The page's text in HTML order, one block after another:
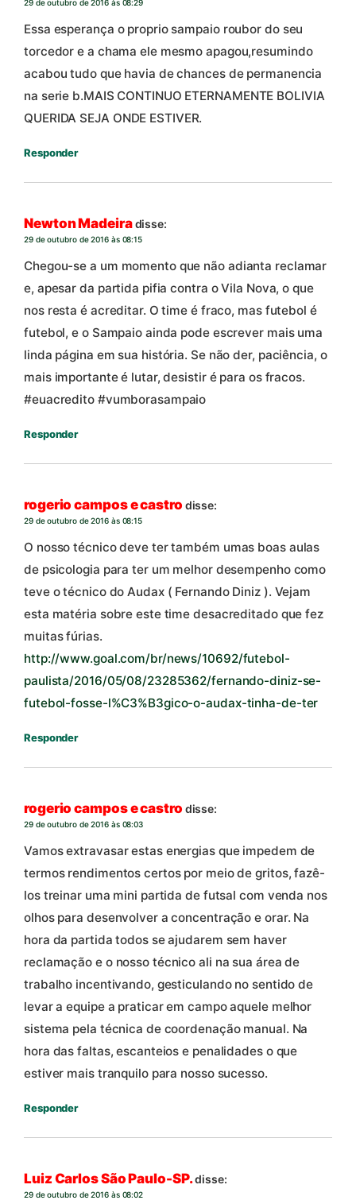
29 de outubro de 2016 às 08:29
Essa esperança o proprio sampaio roubor do seu
torcedor e a chama ele mesmo apagou,resumindo
acabou tudo que havia de chances de permanencia
na serie b.MAIS CONTINUO ETERNAMENTE BOLIVIA
QUERIDA SEJA ONDE ESTIVER.
Responder
Newton Madeiradisse:
29 de outubro de 2016 às 08:15
Chegou-se a um momento que não adianta reclamar
e, apesar da partida pifia contra o Vila Nova, o que
nos resta é acreditar. O time é fraco, mas futebol é
futebol, e o Sampaio ainda pode escrever mais uma
linda página em sua história. Se não der, paciência, o
mais importante é lutar, desistir é para os fracos.
#euacredito #vumborasampaio
Responder
rogerio campos e castro disse:
29 de outubro de 2016 às 08:15
O nosso técnico deve ter também umas boas aulas
de psicologia para ter um melhor desempenho como
teve o técnico do Audax ( Fernando Diniz ). Vejam
esta matéria sobre este time desacreditado que fez
muitas fúrias.
http://www.goal.com/br/news/10692/futebol-
paulista/2016/05/08/23285362/fernando-diniz-se-
futebol-fosse-l%C3%B3gico-o-audax-tinha-de-ter
Responder
rogerio campos e castro disse:
29 de outubro de 2016 às 08:03
Vamos extravasar estas energias que impedem de
termos rendimentos certos por meio de gritos, fazê-
los treinar uma mini partida de futsal com venda nos
olhos para desenvolver a concentração e orar. Na
hora da partida todos se ajudarem sem haver
reclamação e o nosso técnico ali na sua área de
trabalho incentivando, gesticulando no sentido de
levar a equipe a praticar em campo aquele melhor
sistema pela técnica de coordenação manual. Na
hora das faltas, escanteios e penalidades o que
estiver mais tranquilo para nosso sucesso.
Responder
Luiz Carlos São Paulo-SP.disse:
29 de outubro de 2016 às 08:02